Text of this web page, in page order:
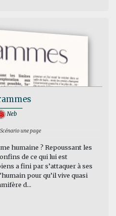
Neb
une page
humaine ? Repoussant les
de ce qui lui est
a fini par s’attaquer à ses
pour qu’il vive quasi
d...